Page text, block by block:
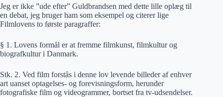
Jeg er ikke ”ude efter” Guldbrandsen med dette lille oplæg til
en debat, jeg bruger ham som eksempel og citerer lige
Filmlovens to første paragraffer:
§ 1. Lovens formål er at fremme filmkunst, filmkultur og
biografkultur i Danmark.
Stk. 2. Ved film forstås i denne lov levende billeder af enhver
art uanset optagelses- og forevisningsform, herunder
fotografiske film og videogrammer, bortset fra tv-udsendelser.